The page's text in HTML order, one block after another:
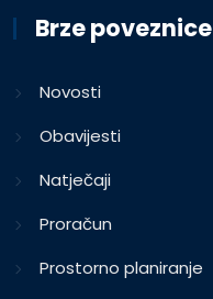
Brze poveznice
Novosti
Obavijesti
Natječaji
Proračun
Prostorno planiranje